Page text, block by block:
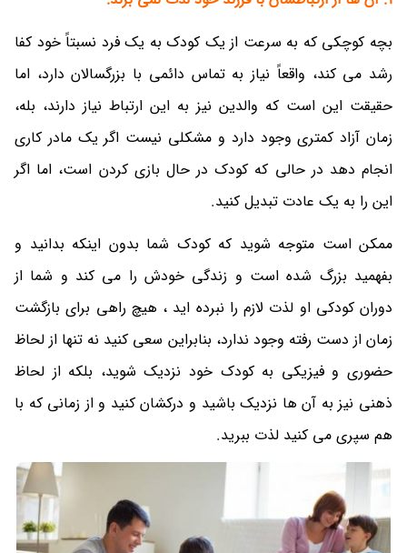
بچه کوچکی که به سرعت از یک کودک به یک فرد نسبتاً خود کفا
رشد می کند، واقعاً نیاز به تماس دائمی با بزرگسالان دارد، اما
حقیقت این است که والدین نیز به این ارتباط نیاز دارند، بله،
زمان آزاد کمتری وجود دارد و مشکلی نیست اگر یک مادر کاری
انجام دهد در حالی که کودک در حال بازی کردن است، اما اگر
این را به یک عادت تبدیل کنید.
ممکن است متوجه شوید که کودک شما بدون اینکه بدانید و
بفهمید بزرگ شده است و زندگی خودش را می کند و شما از
دوران کودکی او لذت لازم را نبرده اید ، هیچ راهی برای بازگشت
زمان از دست رفته وجود ندارد، بنابراین سعی کنید نه تنها از لحاظ
حضوری و فیزیکی به کودک خود نزدیک شوید، بلکه از لحاظ
ذهنی نیز به آن ها نزدیک باشید و درکشان کنید و از زمانی که با
هم سپری می کنید لذت ببرید.